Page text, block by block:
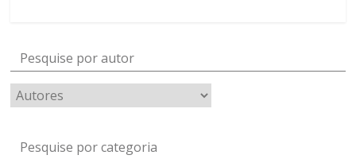
Pesquise por autor
Pesquise por categoria